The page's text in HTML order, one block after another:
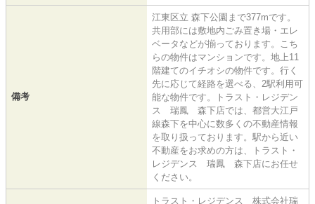
備考
江東区立 森下公園まで377mです。
共用部には敷地内ごみ置き場・エレ
ベータなどが揃っております。こち
らの物件はマンションです。地上11
階建てのイチオシの物件です。行く
先に応じて経路を選べる、2駅利用可
能な物件です。トラスト・レジデン
ス 瑞鳳 森下店では、都営大江戸
線森下を中心に数多くの不動産情報
を取り扱っております。駅から近い
不動産をお求めの方は、トラスト・
レジデンス 瑞鳳 森下店にお任せ
ください。
トラスト・レジデンス 株式会社瑞